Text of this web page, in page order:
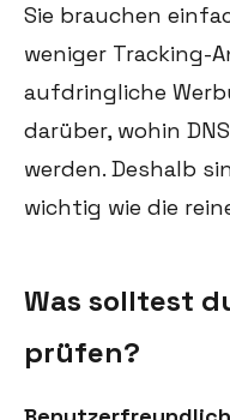
Sie brauchen
weniger Tracking-
aufdringliche
darüber, wohin
werden. Deshalb
wichtig wie die
Was solltest
prüfen?